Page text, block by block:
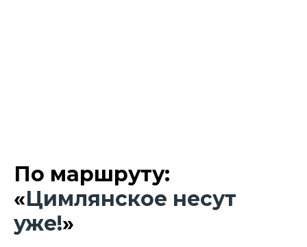
По маршруту:
«Цимлянское несут
уже!»